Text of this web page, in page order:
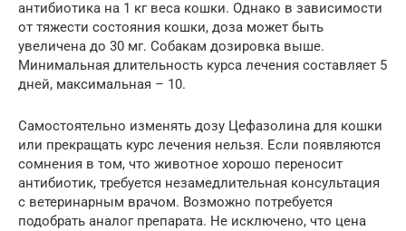
антибиотика на 1 кг веса кошки. Однако в зависимости
от тяжести состояния кошки, доза может быть
увеличена до 30 мг. Собакам дозировка выше.
Минимальная длительность курса лечения составляет 5
дней, максимальная – 10.
Самостоятельно изменять дозу Цефазолина для кошки
или прекращать курс лечения нельзя. Если появляются
сомнения в том, что животное хорошо переносит
антибиотик, требуется незамедлительная консультация
с ветеринарным врачом. Возможно потребуется
подобрать аналог препарата. Не исключено, что цена